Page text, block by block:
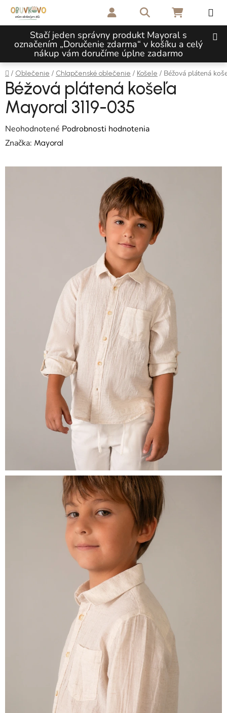
Prejsť na obsah
Stačí jeden správny produkt Mayoral s
označením „Doručenie zdarma“ v košíku a celý
nákup vám doručíme úplne zadarmo
Hľadať NÁKUPNÝ
Domov
/ Oblečenie / Chlapčenské oblečenie / Košele / Béžová plátená
Béžová plátená košeľa
Mayoral 3119-035
Priemerné hodnotenie produktu je 0,0 z 5 hviezdičiek.
Neohodnotené Podrobnosti hodnotenia
Značka: Mayoral